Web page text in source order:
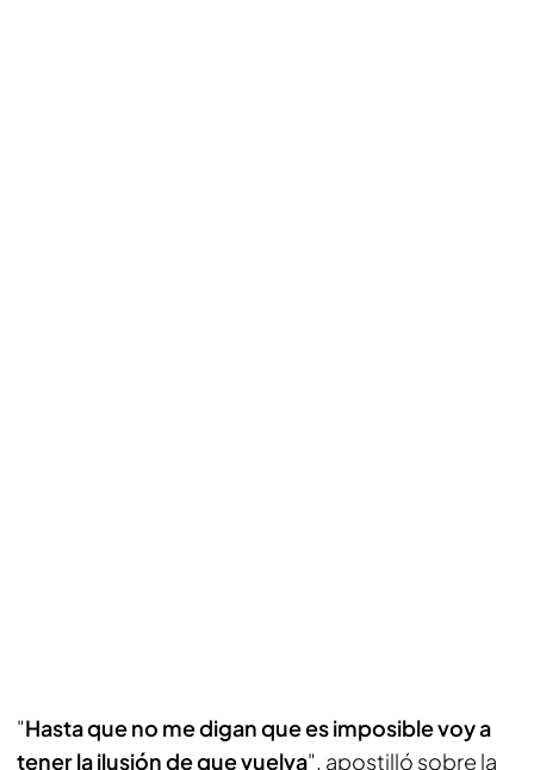
"Hasta que no me digan que es imposible voy a
tener la ilusión de que vuelva", apostilló sobre la